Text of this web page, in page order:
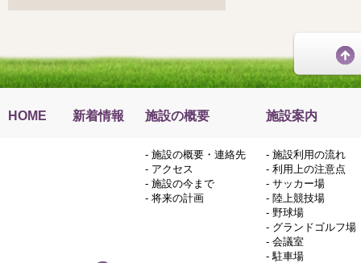
HOME 新着情報 施設の概要 施設案内
- 施設の概要・連絡先
- アクセス
- 施設の今まで
- 将来の計画
- 施設利用の流れ
- 利用上の注意点
- サッカー場
- 陸上競技場
- 野球場
- グランドゴルフ場
- 会議室
-駐車場